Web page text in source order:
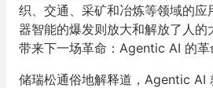
织、交通、采矿和冶炼等领域的应
器智能的爆发则放大和解放了人的
带来下一场革命：Agentic AI 的革
储瑞松通俗地解释道，Agentic AI